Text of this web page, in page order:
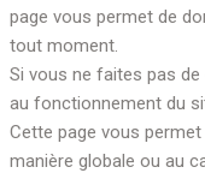
page vous permet de
tout moment.
Si vous ne faites pas
au fonctionnement du
Cette page vous
manière globale ou au